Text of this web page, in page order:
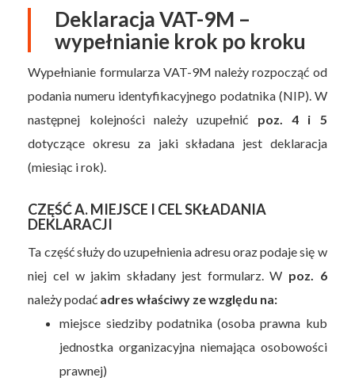
Deklaracja VAT-9M –
wypełnianie krok po kroku
Wypełnianie formularza VAT-9M należy rozpocząć od
podania numeru identyfikacyjnego podatnika (NIP). W
następnej kolejności należy uzupełnić poz. 4 i 5
dotyczące okresu za jaki składana jest deklaracja
(miesiąc i rok).
CZĘŚĆ A. MIEJSCE I CEL SKŁADANIA
DEKLARACJI
Ta część służy do uzupełnienia adresu oraz podaje się w
niej cel w jakim składany jest formularz. W poz. 6
należy podać adres właściwy ze względu na:
miejsce siedziby podatnika (osoba prawna kub
jednostka organizacyjna niemająca osobowości
prawnej)